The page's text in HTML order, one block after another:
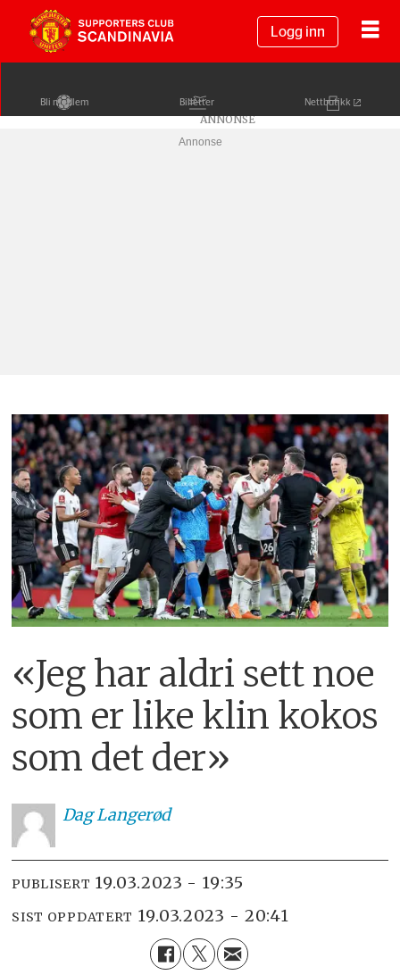
Logg inn
Bli medlem Billetter Nettbutikk
Annonse
«Jeg har aldri sett noe
som er like klin kokos
som det der»
DagLangerød
PUBLISERT 19.03.2023 - 19:35
SIST OPPDATERT 19.03.2023 - 20:41